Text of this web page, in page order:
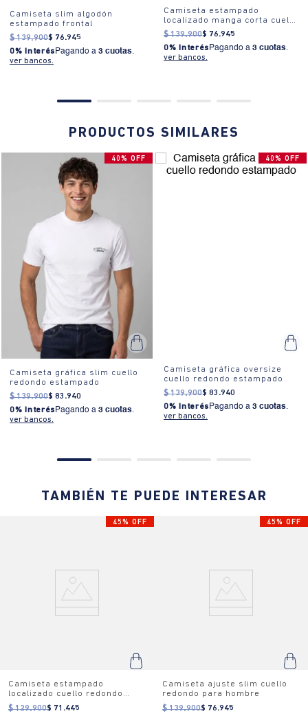
Camiseta slim algodón
estampado frontal
$ 139.900$ 76.945
0% Interés Pagando a 3 cuotas.
ver bancos.
Camiseta estampado
localizado manga corta cuello
redondo para hombre
$ 139.900$ 76.945
0% Interés Pagando a 3 cuotas.
ver bancos.
PRODUCTOS SIMILARES
40% OFF
Camiseta gráfica slim cuello
redondo estampado
$ 139.900$ 83 .940
0% Interés Pagando a 3 cuotas.
ver bancos.
40% OFF
Camiseta gráfica oversize
cuello redondo estampado
$ 139.900$ 83 .940
0% Interés Pagando a 3 cuotas.
ver bancos.
TAMBIÉN TE PUEDE INTERESAR
45% OFF
Camiseta estampado
localizado cuello redondo
para mujer
$ 129.900$ 71.445
45% OFF
Camiseta ajuste slim cuello
redondo para hombre
$ 139.900$ 76.945